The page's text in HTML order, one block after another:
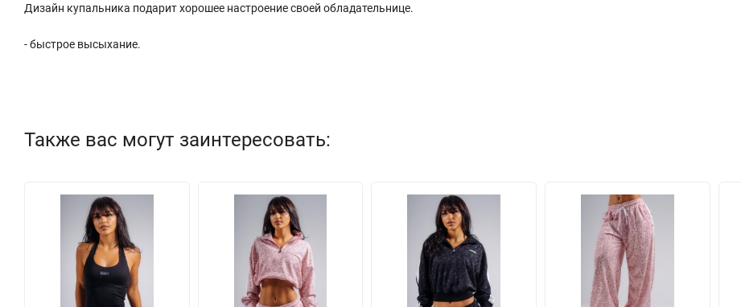
Дизайн купальника подарит хорошее настроение своей обладательнице.
- быстрое высыхание.
Также вас могут заинтересовать: